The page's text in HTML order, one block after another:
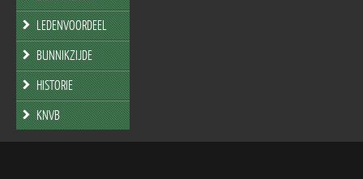
LEDENVOORDEEL
BUNNIKZIJDE
HISTORIE
KNVB